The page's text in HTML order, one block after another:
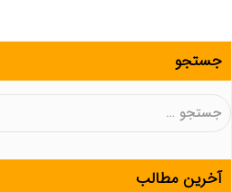
جستجو
جستجو
آخرین مطالب